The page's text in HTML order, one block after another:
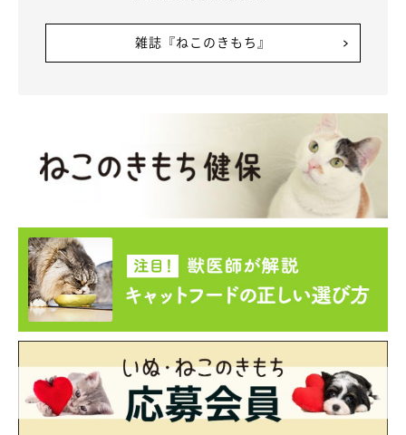
ねこのきもち投稿写真ギャラリー
窓辺に座って何かを見ているのは、キジトラ猫のすずちゃん。耳
も目も何かに集中しているようですが、そんな表情もたまらなく
魅力的ですね♡
雑誌『ねこのきもち』